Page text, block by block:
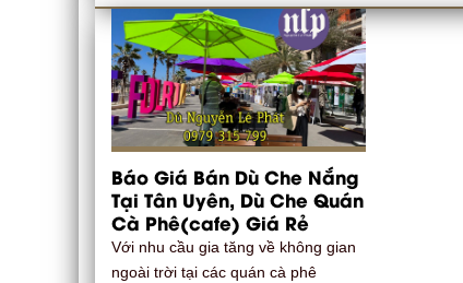
Báo Giá Bán Dù Che Nắng
Tại Tân Uyên, Dù Che Quán
Cà Phê(cafe) Giá Rẻ
Với nhu cầu gia tăng về không gian
ngoài trời tại các quán cà phê